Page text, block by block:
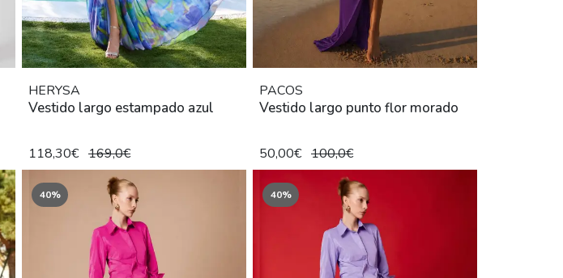
HERYSA
Vestido largo estampado azul
118,30€ 169,0€
PACOS
Vestido largo punto flor morado
50,00€ 100,0€
40% 40%